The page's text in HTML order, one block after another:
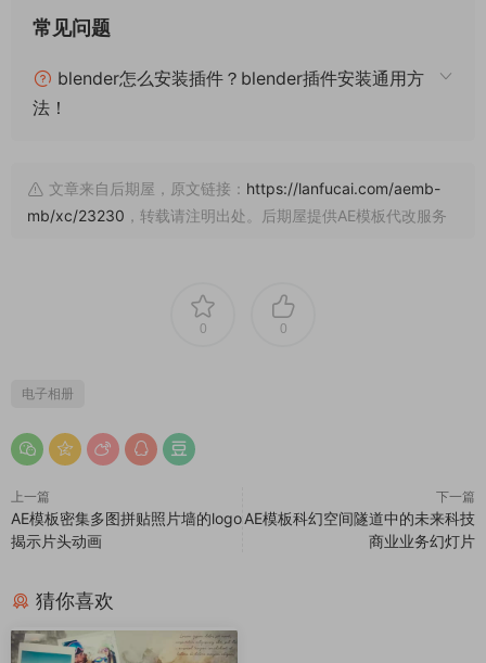
常见问题
blender怎么安装插件？blender插件安装通用方
法！
文章来自后期屋，原文链接： https://lanfucai.com/aemb-
mb/xc/23230 ，转载请注明出处。后期屋提供AE模板代改服务
0 0
电子相册
上一篇
AE模板密集多图拼贴照片墙的logo
揭示片头动画
下一篇
AE模板科幻空间隧道中的未来科技
商业业务幻灯片
猜你喜欢